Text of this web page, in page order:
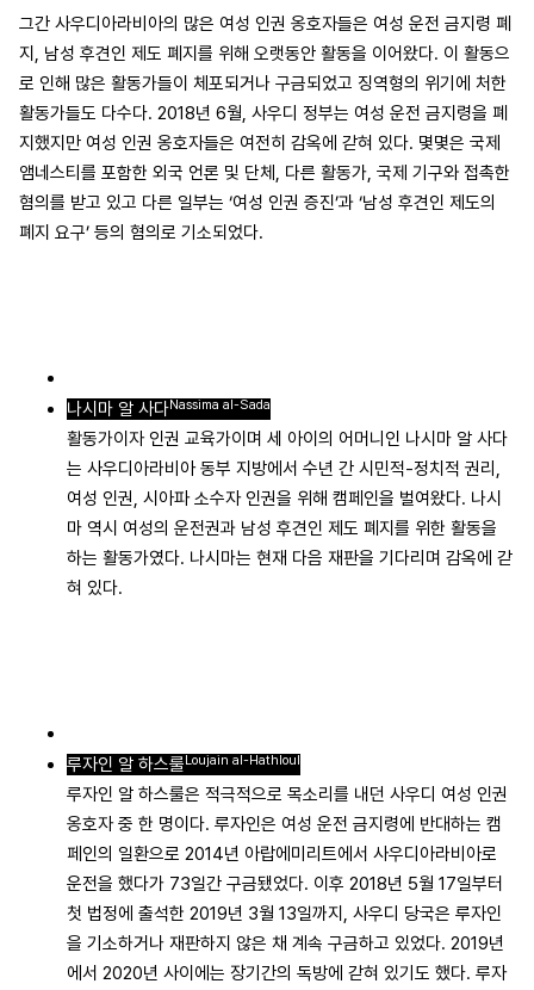
그간 사우디아라비아의 많은 여성 인권 옹호자들은 여성 운전 금지령 폐
지, 남성 후견인 제도 폐지를 위해 오랫동안 활동을 이어왔다. 이 활동으
로 인해 많은 활동가들이 체포되거나 구금되었고 징역형의 위기에 처한
활동가들도 다수다. 2018년 6월, 사우디 정부는 여성 운전 금지령을 폐
지했지만 여성 인권 옹호자들은 여전히 감옥에 갇혀 있다. 몇몇은 국제
앰네스티를 포함한 외국 언론 및 단체, 다른 활동가, 국제 기구와 접촉한
혐의를 받고 있고 다른 일부는 ‘여성 인권 증진’과 ‘남성 후견인 제도의
폐지 요구’ 등의 혐의로 기소되었다.
나시마 알 사다Nassima al-Sada
활동가이자 인권 교육가이며 세 아이의 어머니인 나시마 알 사다
는 사우디아라비아 동부 지방에서 수년 간 시민적-정치적 권리,
여성 인권, 시아파 소수자 인권을 위해 캠페인을 벌여왔다. 나시
마 역시 여성의 운전권과 남성 후견인 제도 폐지를 위한 활동을
하는 활동가였다. 나시마는 현재 다음 재판을 기다리며 감옥에 갇
혀 있다.
루자인 알 하스룰Loujain al-Hathloul
루자인 알 하스룰은 적극적으로 목소리를 내던 사우디 여성 인권
옹호자 중 한 명이다. 루자인은 여성 운전 금지령에 반대하는 캠
페인의 일환으로 2014년 아랍에미리트에서 사우디아라비아로
운전을 했다가 73일간 구금됐었다. 이후 2018년 5월 17일부터
첫 법정에 출석한 2019년 3월 13일까지, 사우디 당국은 루자인
을 기소하거나 재판하지 않은 채 계속 구금하고 있었다. 2019년
에서 2020년 사이에는 장기간의 독방에 갇혀 있기도 했다. 루자